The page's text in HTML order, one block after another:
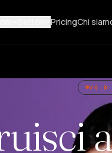
PricingChi
V4.0